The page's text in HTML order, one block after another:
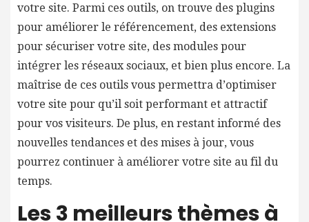
votre site. Parmi ces outils, on trouve des plugins
pour améliorer le référencement, des extensions
pour sécuriser votre site, des modules pour
intégrer les réseaux sociaux, et bien plus encore. La
maîtrise de ces outils vous permettra d’optimiser
votre site pour qu’il soit performant et attractif
pour vos visiteurs. De plus, en restant informé des
nouvelles tendances et des mises à jour, vous
pourrez continuer à améliorer votre site au fil du
temps.
Les 3 meilleurs thèmes à